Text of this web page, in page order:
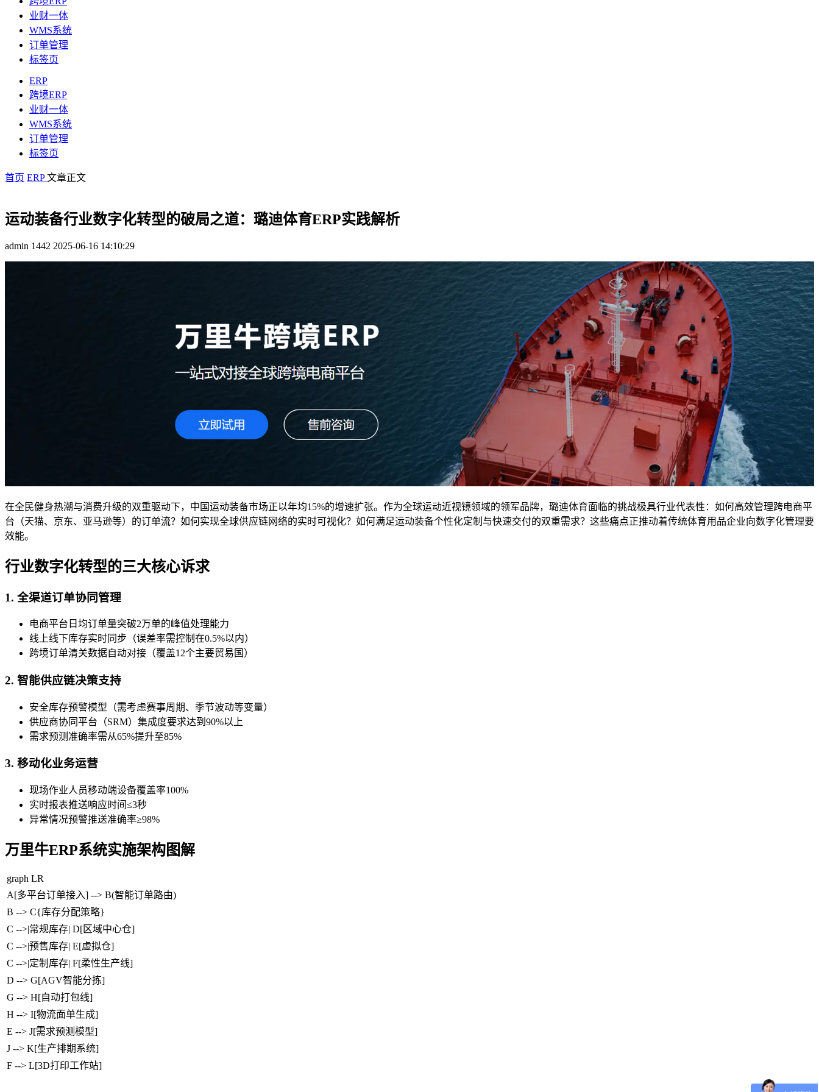
业财一体
WMS系统
订单管理
标签页
ERP
跨境ERP
业财一体
WMS系统
订单管理
标签页
首页 ERP文章正文
运动装备行业数字化转型的破局之道：璐迪体育ERP实践解析
admin 1442 2025-06-16 14:10:29
在全民健身热潮与消费升级的双重驱动下，中国运动装备市场正以年均15%的增速扩张。作为全球运动近视镜领域的领军品牌，璐迪体育面临的挑战极具行业代表性：如何高效管理跨电商平
台（天猫、京东、亚马逊等）的订单流？如何实现全球供应链网络的实时可视化？如何满足运动装备个性化定制与快速交付的双重需求？这些痛点正推动着传统体育用品企业向数字化管理要
效能。
行业数字化转型的三大核心诉求
1. 全渠道订单协同管理
电商平台日均订单量突破2万单的峰值处理能力
线上线下库存实时同步（误差率需控制在0.5%以内）
跨境订单清关数据自动对接（覆盖12个主要贸易国）
2. 智能供应链决策支持
安全库存预警模型（需考虑赛事周期、季节波动等变量）
供应商协同平台（SRM）集成度要求达到90%以上
需求预测准确率需从65%提升至85%
3. 移动化业务运营
现场作业人员移动端设备覆盖率100%
实时报表推送响应时间≤3秒
异常情况预警推送准确率≥98%
万里牛ERP系统实施架构图解
graph LR
A[多平台订单接入] --> B(智能订单路由)
B --> C{库存分配策略}
C -->|常规库存| D[区域中心仓]
C -->|预售库存| E[虚拟仓]
C -->|定制库存| F[柔性生产线]
D --> G[AGV智能分拣]
G --> H[自动打包线]
H --> I[物流面单生成]
E --> J[需求预测模型]
J --> K[生产排期系统]
F --> L[3D打印工作站]